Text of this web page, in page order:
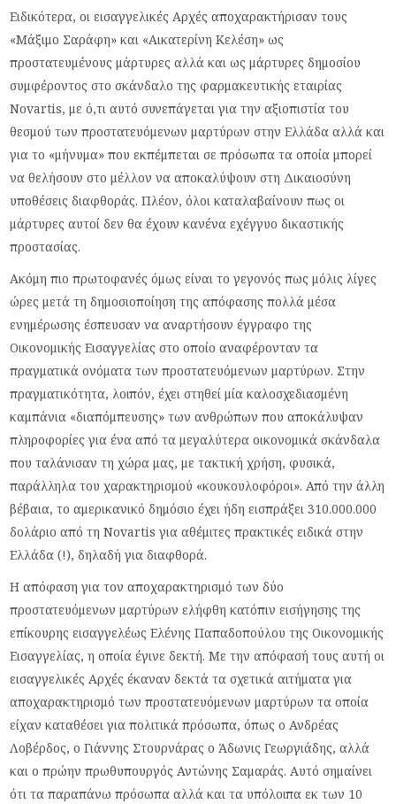
Ειδικότερα, οι εισαγγελικές Αρχές αποχαρακτήρισαν τους
«Μάξιμο Σαράφη» και «Αικατερίνη Κελέση» ως
προστατευμένους μάρτυρες αλλά και ως μάρτυρες δημοσίου
συμφέροντος στο σκάνδαλο της φαρμακευτικής εταιρίας
Novartis, με ό,τι αυτό συνεπάγεται για την αξιοπιστία του
θεσμού των προστατευόμενων μαρτύρων στην Ελλάδα αλλά και
για το «μήνυμα» που εκπέμπεται σε πρόσωπα τα οποία μπορεί
να θελήσουν στο μέλλον να αποκαλύψουν στη Δικαιοσύνη
υποθέσεις διαφθοράς. Πλέον, όλοι καταλαβαίνουν πως οι
μάρτυρες αυτοί δεν θα έχουν κανένα εχέγγυο δικαστικής
προστασίας.
Ακόμη πιο πρωτοφανές όμως είναι το γεγονός πως μόλις λίγες
ώρες μετά τη δημοσιοποίηση της απόφασης πολλά μέσα
ενημέρωσης έσπευσαν να αναρτήσουν έγγραφο της
Οικονομικής Εισαγγελίας στο οποίο αναφέρονταν τα
πραγματικά ονόματα των προστατευόμενων μαρτύρων. Στην
πραγματικότητα, λοιπόν, έχει στηθεί μία καλοσχεδιασμένη
καμπάνια «διαπόμπευσης» των ανθρώπων που αποκάλυψαν
πληροφορίες για ένα από τα μεγαλύτερα οικονομικά σκάνδαλα
που ταλάνισαν τη χώρα μας, με τακτική χρήση, φυσικά,
παράλληλα του χαρακτηρισμού «κουκουλοφόροι». Από την άλλη
βέβαια, το αμερικανικό δημόσιο έχει ήδη εισπράξει 310.000.000
δολάριο από τη Novartis για αθέμιτες πρακτικές ειδικά στην
Ελλάδα (!), δηλαδή για διαφθορά.
Η απόφαση για τον αποχαρακτηρισμό των δύο
προστατευόμενων μαρτύρων ελήφθη κατόπιν εισήγησης της
επίκουρης εισαγγελέως Ελένης Παπαδοπούλου της Οικονομικής
Εισαγγελίας, η οποία έγινε δεκτή. Με την απόφασή τους αυτή οι
εισαγγελικές Αρχές έκαναν δεκτά τα σχετικά αιτήματα για
αποχαρακτηρισμό των προστατευόμενων μαρτύρων τα οποία
είχαν καταθέσει για πολιτικά πρόσωπα, όπως ο Ανδρέας
Λοβέρδος, ο Γιάννης Στουρνάρας ο Άδωνις Γεωργιάδης, αλλά
και ο πρώην πρωθυπουργός Αντώνης Σαμαράς. Αυτό σημαίνει
ότι τα παραπάνω πρόσωπα αλλά και τα υπόλοιπα εκ των 10